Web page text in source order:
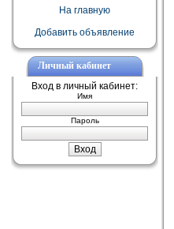
На главную
Добавить объявление
Личный кабинет
Вход в личный кабинет:
Имя
Пароль